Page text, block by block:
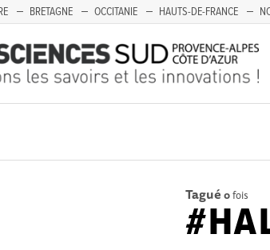
BRETAGNE OCCITANIE HAUTS-DE-FRANCE
Tagué 0fois